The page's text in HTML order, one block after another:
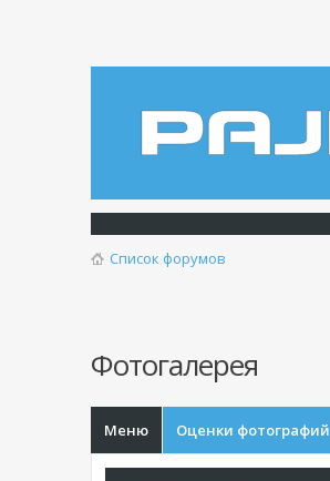
Список форумов
Фотогалерея
Меню Оценки фотографий